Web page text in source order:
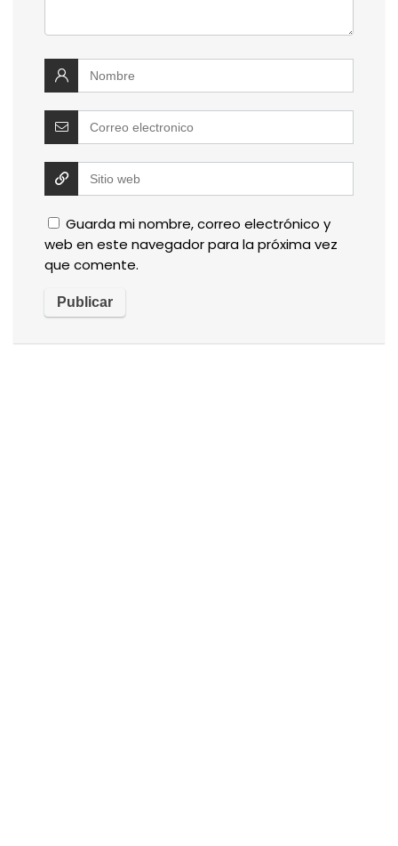
Guarda mi nombre, correo electrónico y
web en este navegador para la próxima vez
que comente.